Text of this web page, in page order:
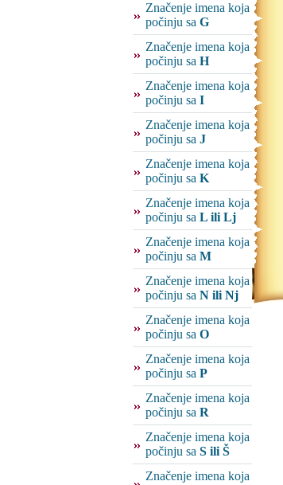
Značenje imena koja
počinju sa G
Značenje imena koja
počinju sa H
Značenje imena koja
počinju sa I
Značenje imena koja
počinju sa J
Značenje imena koja
počinju sa K
Značenje imena koja
počinju sa L ili Lj
Značenje imena koja
počinju sa M
Značenje imena koja
počinju sa N ili Nj
Značenje imena koja
počinju sa O
Značenje imena koja
počinju sa P
Značenje imena koja
počinju sa R
Značenje imena koja
počinju sa S ili Š
Značenje imena koja